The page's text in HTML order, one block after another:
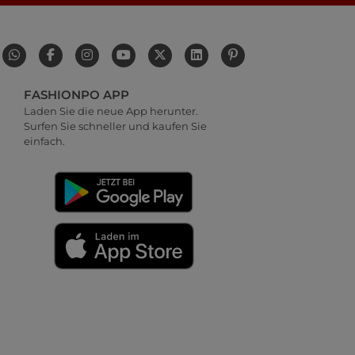
FASHIONPO APP
Laden Sie die neue App herunter.
Surfen Sie schneller und kaufen Sie
einfach.